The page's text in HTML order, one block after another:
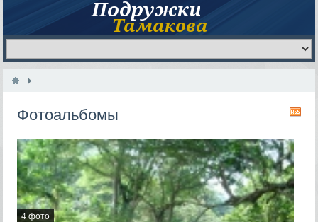
Фотоальбомы
4 фото